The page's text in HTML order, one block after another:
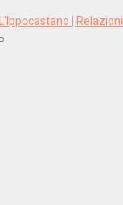
L'Ippocastano |